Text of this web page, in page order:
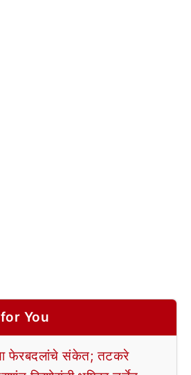
You
फेरबदलांचे संकेत; तटकरे